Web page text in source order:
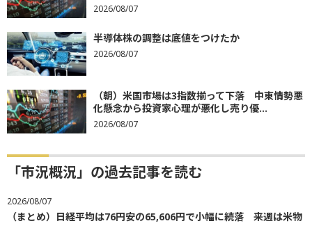
2026/08/07
半導体株の調整は底値をつけたか
2026/08/07
（朝）米国市場は3指数揃って下落 中東情勢悪
化懸念から投資家心理が悪化し売り優...
2026/08/07
「市況概況」の過去記事を読む
2026/08/07
（まとめ）日経平均は76円安の65,606円で小幅に続落 来週は米物